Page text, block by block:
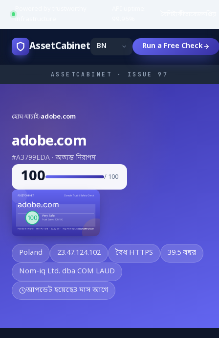
Powered by trustworthy
infrastructure
AssetCabinet Run a Free Check
ASSETCABINET · ISSUE 97
হোম›যাচাই›adobe.com
adobe.com
#A3799EDA · অত্যন্ত নিরাপদ
100 / 100
Poland 23.47.124.102 বৈধ HTTPS
39.5 বছর
Nom-iq Ltd. dba COM LAUD
আপডেট হয়েছে3 মাস আগে